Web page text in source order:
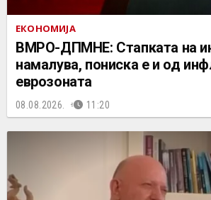
ЕКОНОМИЈА
ВМРО-ДПМНЕ: Стапката на
намалува, пониска е и од
еврозоната
08.08.2026. 11:20